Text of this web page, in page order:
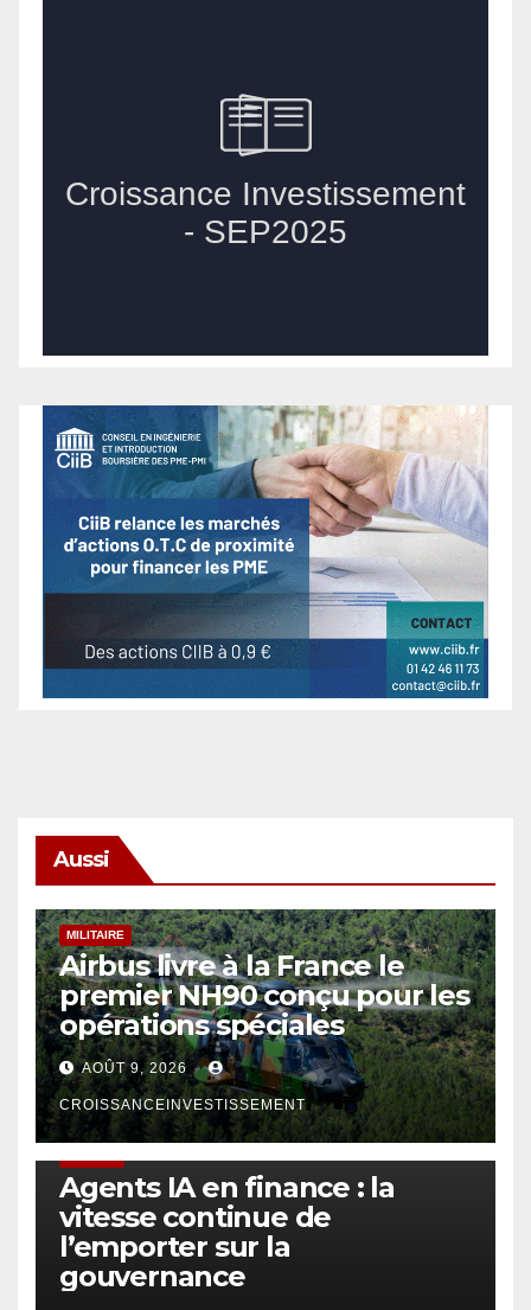
Aussi
MILITAIRE
Airbus livre à la France le
premier NH90 conçu pour les
opérations spéciales
AOÛT 9, 2026
CROISSANCEINVESTISSEMENT
Agents IA en finance : la
vitesse continue de
l’emporter sur la
gouvernance